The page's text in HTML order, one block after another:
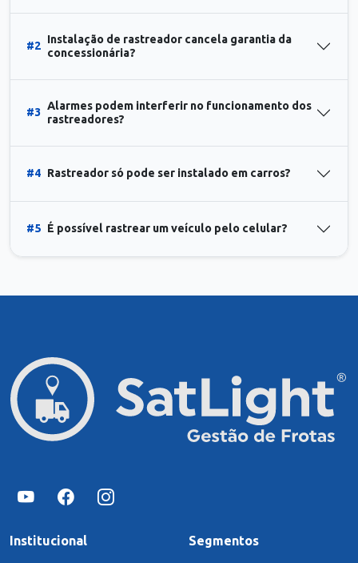
#2
Instalação de rastreador cancela garantia da
concessionária?
#3
Alarmes podem interferir no funcionamento dos
rastreadores?
#4 Rastreador só pode ser instalado em carros?
#5 É possível rastrear um veículo pelo celular?
Institucional Segmentos